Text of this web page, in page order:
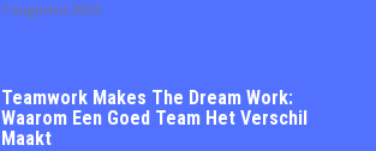
7 augustus 2026
Teamwork Makes The Dream Work:
Waarom Een Goed Team Het Verschil
Maakt